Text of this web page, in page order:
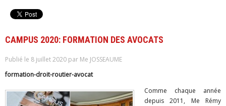
CAMPUS 2020: FORMATION DES AVOCATS
Publié le 8 juillet 2020 par Me JOSSEAUME
formation-droit-routier-avocat
Comme chaque année
depuis 2011, Me Rémy